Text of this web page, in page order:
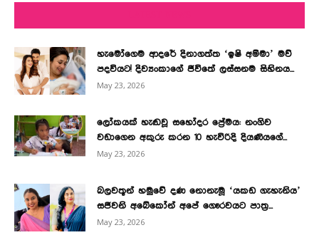
හැමෝගෙම ආදරේ දිනාගත්ත ‘ඉෂි අම්මා’ මව්
පදවියට! දිව්‍යංකාගේ ජීවිතේ ලස්සනම සිහිනය...
May 23, 2026
ලෝකයක් හැඬවූ සහෝදර ප්‍රේමය: නංගිව
වඩාගෙන අකුරු කරන 10 හැවිරිදි දියණියගේ...
May 23, 2026
බලවතූන් හමුවේ දණ නොනැමූ ‘යකඩ ගැහැනිය’
සජීවනි අබේකෝන් අපේ ගෞරවයට පාත්‍ර...
May 23, 2026